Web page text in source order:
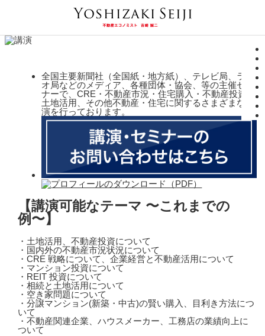
全国主要新聞社（全国紙・地方紙）、テレビ局、ラジ
オ局などのメディア、各種団体・協会、等の主催セミ
ナーで、CRE・不動産市況・住宅購入・不動産投資・
土地活用、その他不動産・住宅に関するさまざまな講
演を行っております。
【講演可能なテーマ 〜これまでの
例〜】
・土地活用、不動産投資について
・国内外の不動産市況状況について
・CRE 戦略について、企業経営と不動産活用について
・マンション投資について
・REIT 投資について
・相続と土地活用について
・空き家問題について
・分譲マンション(新築・中古)の賢い購入、目利き方法につ
いて
・不動産関連企業、ハウスメーカー、工務店の業績向上に
ついて